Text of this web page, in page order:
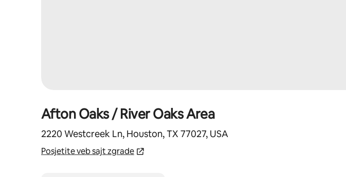
Afton Oaks / River Oaks Area
2220 Westcreek Ln, Houston, TX 77027, USA
Posjetite veb sajt zgrade